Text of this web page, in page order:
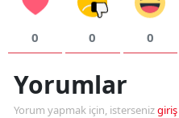
0 0 0
Yorumlar
Yorum yapmak için, istersenizgiriş